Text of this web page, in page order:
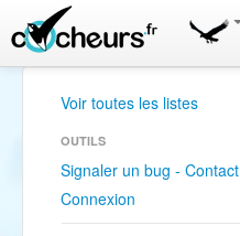
Voir toutes les listes
OUTILS
Signaler un bug - Contact
Connexion